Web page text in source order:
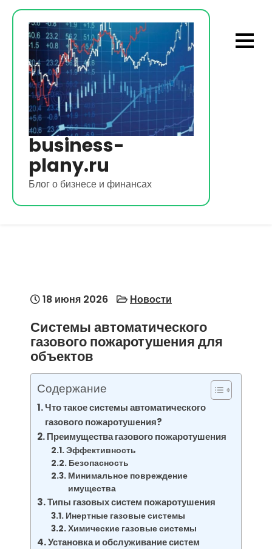
Перейти
содержимому
business-
plany.ru
Блог о бизнесе и финансах
18 июня 2026 Новости
Системы автоматического
газового пожаротушения для
объектов
Содержание
Что такое системы автоматического
газового пожаротушения?
Преимущества газового пожаротушения
Эффективность
Безопасность
Минимальное повреждение
имущества
Типы газовых систем пожаротушения
Инертные газовые системы
Химические газовые системы
Установка и обслуживание систем